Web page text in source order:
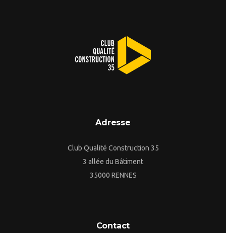
Adresse
Club Qualité Construction 35
3 allée du Bâtiment
35000 RENNES
Contact